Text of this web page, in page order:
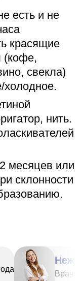
есть и не
красящие
(кофе,
свекла)
холодное.
нить.
месяцев или
склонности
Врач